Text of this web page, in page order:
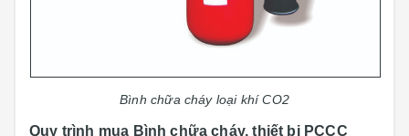
Bình chữa cháy loại khí CO2
Quy trình mua Bình chữa cháy, thiết bị PCCC